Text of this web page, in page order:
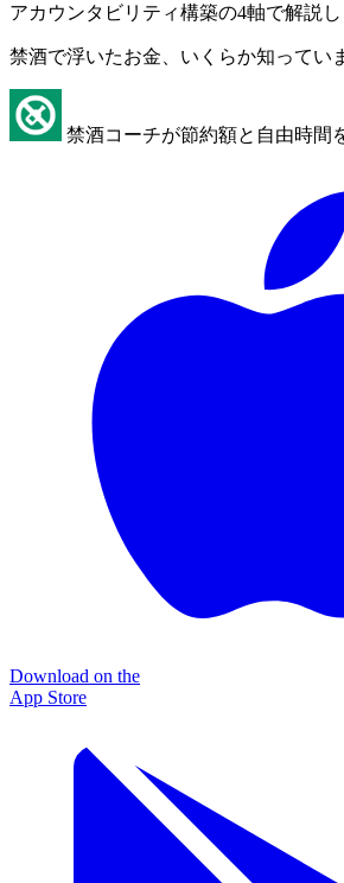
アカウンタビリティ構築の4軸で解説し
禁酒で浮いたお金、いくらか知ってい
禁酒コーチが節約額と自由時間
Download on the
App Store